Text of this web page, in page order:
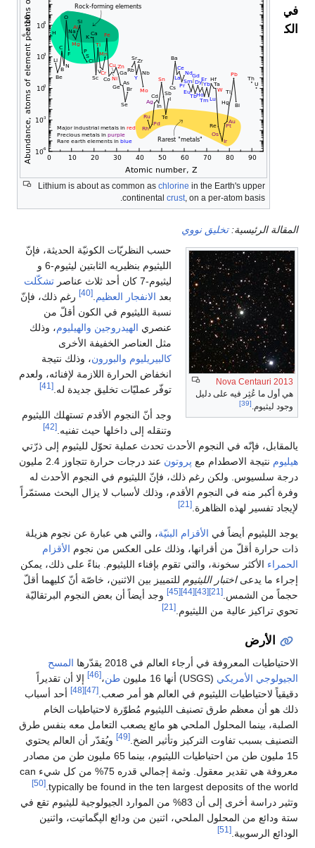
Lithium is about as common as chlorine in the Earth's upper
continental crust , on a per-atom basis.
في
الكون
المقالة الرئيسية:تخليق نووي
Nova Centauri 2013
هي أول ما عُثِر فيه على دليل
وجود ليثيوم.[39]
حسب النظريّات الكونيّة الحديثة، فإنّ
الليثيوم بنظيريه الثابتين ليثيوم-6 و
ليثيوم-7 كان أحد ثلاث عناصر
تشكّلت
بعد الانفجار العظيم [40]
رغم ذلك، فإنّ
نسبة الليثيوم في الكون أقلّ من
عنصري الهيدروجين والهيليوم، وذلك
مثل العناصر الخفيفة الأخرى
كالبيريليوم والبورون، وذلك نتيجة
انخفاض الحرارة اللازمة لإفنائه، ولعدم
توفّر عمليّات تخليق جديدة له. [41]
وجد أنّ النجوم الأقدم تستهلك الليثيوم
وتنقله إلى داخلها حيث تفنيه. [42]
يالمقابل، فإنّه في النجوم الأحدث تحدث عملية تحوّل لليثيوم إلى ذرّتي
هيليوم نتيجة الاصطدام مع پروتون
عند درجات حرارة تتجاوز 2.4 مليون
درجة سلسيوس. ولكن رغم ذلك، فإنّ الليثيوم في النجوم الأحدث له
وفرة أكبر منه في النجوم الأقدم، وذلك لأسباب لا يزال البحث مستمّراً
لإيجاد تفسير لهذه الظاهرة. [21]
يوجد الليثيوم أيضاً في الأقزام البنيّة، والتي هي عبارة عن نجوم هزيلة
ذات حرارة أقلّ من أقرانها، وذلك على العكس من نجوم الأقزام
الحمراء الأكثر سخونة، والتي تقوم بإفناء الليثيوم. بناءً على ذلك، يمكن
إجراء ما يدعىاختبار الليثيوم للتمييز بين الاثنين، خاصّة أنّ كليهما أقلّ
حجماً من الشمس. [21]
[43]
[44]
[45]
وجد أيضاً أن بعض النجوم البرتقاليّة
تحوي تراكيز عالية من الليثيوم. [21]
الأرض
الاحتياطيات المعروفة في أرجاء العالم في 2018 يقدّرها
المسح
الجيولوجي الأمريكي (USGS) أنها 16 مليون طن،[46]
إلا أن تقديراً
دقيقياً لاحتياطيات الليثيوم في العالم هو أمر صعب.[47]
[48]
أحد أسباب
ذلك هو أن معظم طرق تصنيف الليثيوم مُطوّرة لاحتياطيات الخام
الصلبة، بينما المحلول الملحي هو مائع يصعب التعامل معه بنفس طرق
التصنيف بسبب تفاوت التركيز وتأثير الضخ.[49]
ويُقدّر أن العالم يحتوي
15 مليون طن من احتياطيات الليثيوم، بينما 65 مليون طن من مصادر
معروفة هي تقدير معقول. وثمة إجمالي قدره 75% من كل شيء can
typically be found in the ten largest deposits of the world.
[50]
وتثير دراسة أخرى إلى أن 83% من الموارد الجيولوجية لليثيوم تقع في
ستة ودائع من المحلول الملحي، اثنين من ودائع الپگماتيت، واثنين
الودائع الرسوبية.[51]